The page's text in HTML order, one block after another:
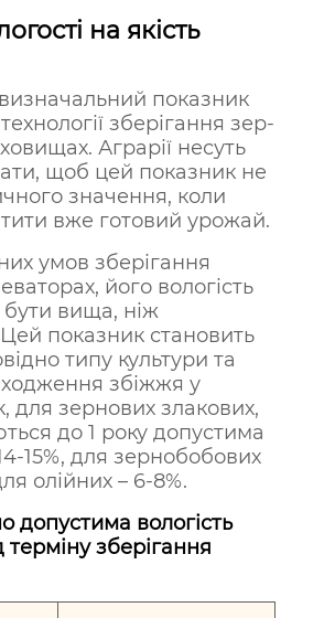
на якість
по­каз­ни­к
збе­рігання зер­
Аграрії несуть
щоб цей показник не
значення, коли
вже готовий урожай.
умов зберігання
його вологість
вища, ніж
показник становить
типу культури та
збіжжя у
для зернових злакових,
до 1 року допустима
15%, для зернобобових
олійних – 6-8%.
допустима вологість
зберігання